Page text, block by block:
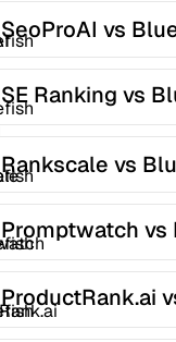
SeoProAI vs
SE Ranking vs
AI
Rankscale vs
Promptwatch vs
AI
ProductRank.ai
Bluefish AI